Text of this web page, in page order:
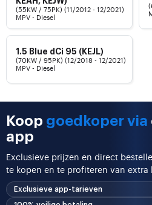
(55KW / 75PK) (11/2012 - 12/2021)
MPV - Diesel
1.5 Blue dCi 95 (KEJL)
(70KW / 95PK) (12/2018 - 12/2021)
MPV - Diesel
Koop goedkoper via
app
Exclusieve prijzen en direct
te kopen en te profiteren van extra
Exclusieve app-tarieven